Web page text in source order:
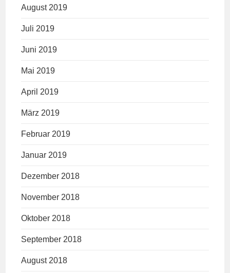
August 2019
Juli 2019
Juni 2019
Mai 2019
April 2019
März 2019
Februar 2019
Januar 2019
Dezember 2018
November 2018
Oktober 2018
September 2018
August 2018